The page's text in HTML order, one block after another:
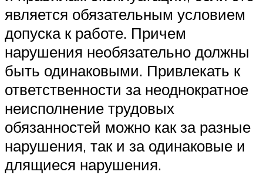
является обязательным условием
допуска к работе. Причем
нарушения необязательно должны
быть одинаковыми. Привлекать к
ответственности за неоднократное
неисполнение трудовых
обязанностей можно как за разные
нарушения, так и за одинаковые и
длящиеся нарушения.